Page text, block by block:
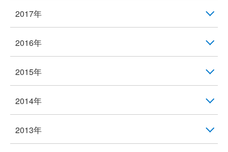
2017年
2016年
2015年
2014年
2013年